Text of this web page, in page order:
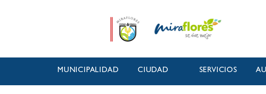
MUNICIPALIDAD CIUDAD SERVICIOS